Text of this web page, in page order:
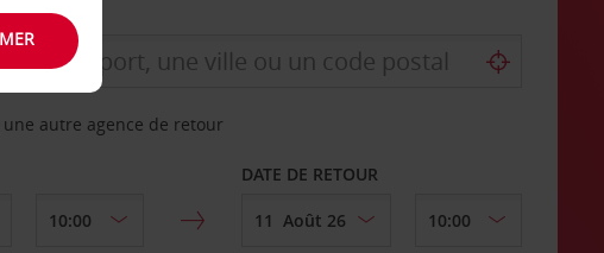
une autre agence de retour
DATE DE RETOUR